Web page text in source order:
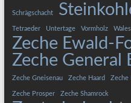
Schrägschacht
Tetraeder Untertage Vormholz Wales
Zeche Ewald-
Zeche General
Zeche Gneisenau Zeche Haard Zeche
Zeche Prosper Zeche Shamrock